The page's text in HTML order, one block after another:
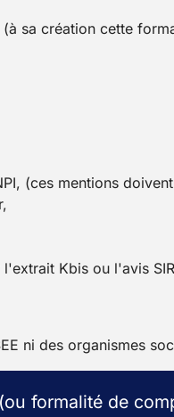
sa création cette
(ces mentions
Kbis ou l'avis
ni des organismes
formalité de